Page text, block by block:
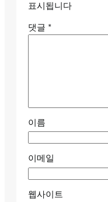
표시됩니다
댓글 *
이름
이메일
웹사이트